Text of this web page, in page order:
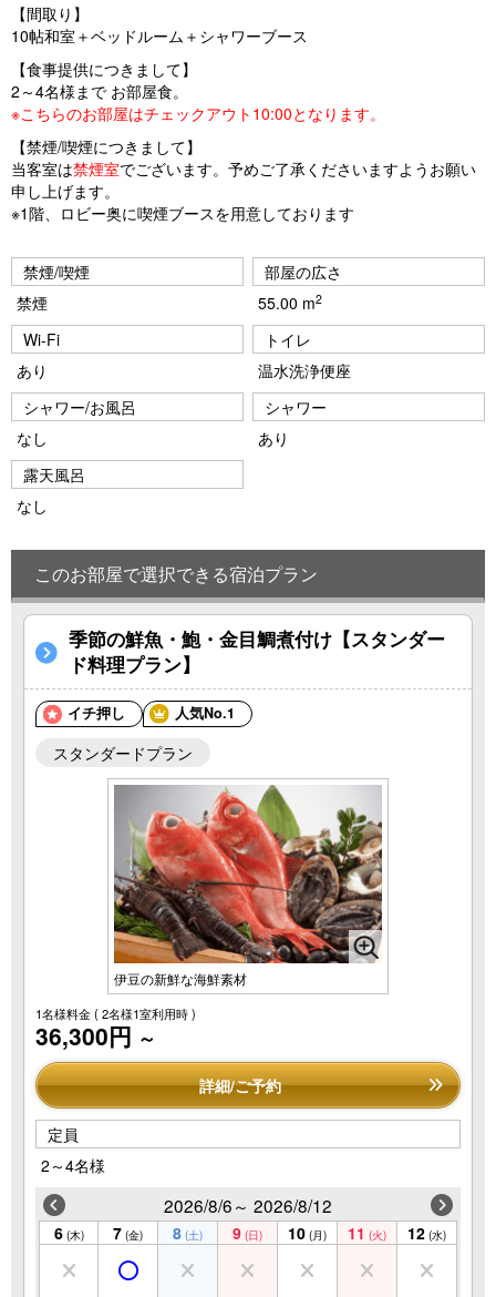
【間取り】
10帖和室＋ベッドルーム＋シャワーブース
【食事提供につきまして】
2～4名様まで お部屋食。
※こちらのお部屋はチェックアウト10:00となります。
【禁煙/喫煙につきまして】
当客室は禁煙室でございます。予めご了承くださいますようお願い
申し上げます。
※1階、ロビー奥に喫煙ブースを用意しております
禁煙/喫煙
禁煙
部屋の広さ
55.00 m2
Wi-Fi
あり
トイレ
温水洗浄便座
シャワー/お風呂
なし
シャワー
あり
露天風呂
なし
このお部屋で選択できる宿泊プラン
季節の鮮魚・鮑・金目鯛煮付け【スタンダー
ド料理プラン】
イチ押し 人気No.1
スタンダードプラン
伊豆の新鮮な海鮮素材
1名様料金( 2名様1室利用時 )
36,300円 ～
詳細/ご予約
定員
2～4名様
2026/8/6～ 2026/8/12
6 (木) 7 (金) 8 (土) 9 (日) 10 (月) 11 (火) 12 (水)